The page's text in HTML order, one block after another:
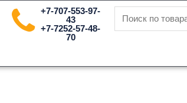
+7-707-553-97-
43
+7-7252-57-48-
70
Искать: